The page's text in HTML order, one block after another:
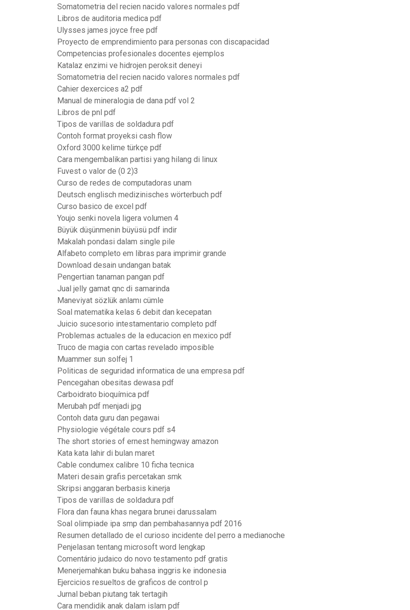
Somatometria del recien nacido valores normales pdf
Libros de auditoria medica pdf
Ulysses james joyce free pdf
Proyecto de emprendimiento para personas con discapacidad
Competencias profesionales docentes ejemplos
Katalaz enzimi ve hidrojen peroksit deneyi
Somatometria del recien nacido valores normales pdf
Cahier dexercices a2 pdf
Manual de mineralogia de dana pdf vol 2
Libros de pnl pdf
Tipos de varillas de soldadura pdf
Contoh format proyeksi cash flow
Oxford 3000 kelime türkçe pdf
Cara mengembalikan partisi yang hilang di linux
Fuvest o valor de (0 2)3
Curso de redes de computadoras unam
Deutsch englisch medizinisches wörterbuch pdf
Curso basico de excel pdf
Youjo senki novela ligera volumen 4
Büyük düşünmenin büyüsü pdf indir
Makalah pondasi dalam single pile
Alfabeto completo em libras para imprimir grande
Download desain undangan batak
Pengertian tanaman pangan pdf
Jual jelly gamat qnc di samarinda
Maneviyat sözlük anlamı cümle
Soal matematika kelas 6 debit dan kecepatan
Juicio sucesorio intestamentario completo pdf
Problemas actuales de la educacion en mexico pdf
Truco de magia con cartas revelado imposible
Muammer sun solfej 1
Politicas de seguridad informatica de una empresa pdf
Pencegahan obesitas dewasa pdf
Carboidrato bioquímica pdf
Merubah pdf menjadi jpg
Contoh data guru dan pegawai
Physiologie végétale cours pdf s4
The short stories of ernest hemingway amazon
Kata kata lahir di bulan maret
Cable condumex calibre 10 ficha tecnica
Materi desain grafis percetakan smk
Skripsi anggaran berbasis kinerja
Tipos de varillas de soldadura pdf
Flora dan fauna khas negara brunei darussalam
Soal olimpiade ipa smp dan pembahasannya pdf 2016
Resumen detallado de el curioso incidente del perro a medianoche
Penjelasan tentang microsoft word lengkap
Comentário judaico do novo testamento pdf gratis
Menerjemahkan buku bahasa inggris ke indonesia
Ejercicios resueltos de graficos de control p
Jurnal beban piutang tak tertagih
Cara mendidik anak dalam islam pdf